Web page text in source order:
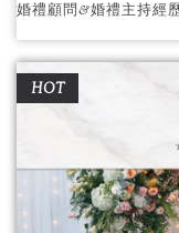
婚禮顧問&婚禮主持經
場以上婚禮。細心的
禮細節，甜美聲音，說
HOT